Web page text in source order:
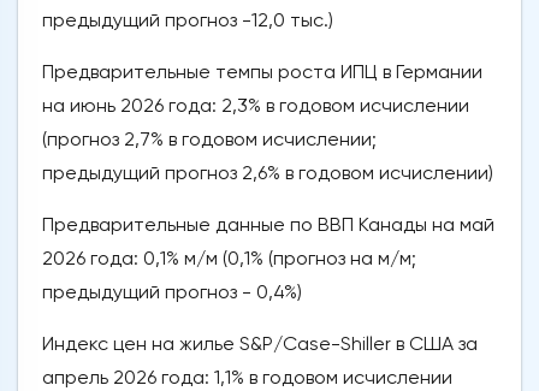
предыдущий прогноз -12,0 тыс.)
Предварительные темпы роста ИПЦ в Германии
на июнь 2026 года: 2,3% в годовом исчислении
(прогноз 2,7% в годовом исчислении;
предыдущий прогноз 2,6% в годовом исчислении)
Предварительные данные по ВВП Канады на май
2026 года: 0,1% м/м (0,1% (прогноз на м/м;
предыдущий прогноз - 0,4%)
Индекс цен на жилье S&P/Case-Shiller в США за
апрель 2026 года: 1,1% в годовом исчислении